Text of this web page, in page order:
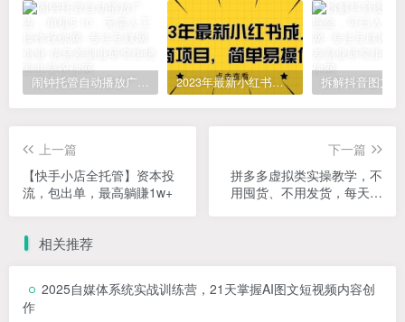
闹钟托管自动播放广告，单机5-10，无需人工操作 2023年最新小红书成人电商项目，简单易操作【详细教程】
上一篇
【快手小店全托管】资本投
流，包出单，最高躺賺1w+
下一篇
拼多多虚拟类实操教学，不
用囤货、不用发货，每天两
相关推荐
2025自媒体系统实战训练营，21天掌握AI图文短视频内容创
作